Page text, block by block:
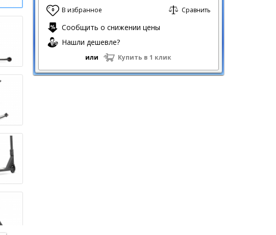
0 В избранное Сравнить
Сообщить о снижении цены
Нашли дешевле?
или Купить в 1 клик